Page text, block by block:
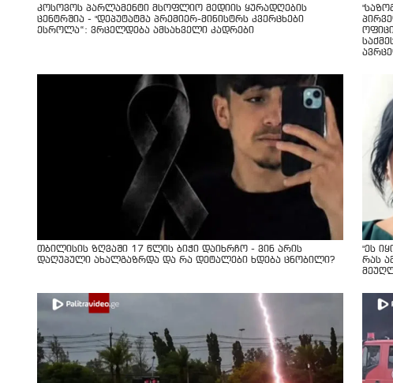
კოსოვოს პარლამენტი მსოფლიო მედიის ყურადღების
ცენტრშია - "დეპუტატმა პრემიერ-მინისტრს კვერცხები
ესროლა“: ვრცელდება ამსახველი კადრები
თბილისის ზღვაში 17 წლის ბიჭი დაიხრჩო - ვინ არის
დაღუპული ახალგაზრდა და რა დეტალები ხდება ცნობილი?
"ეს
რას